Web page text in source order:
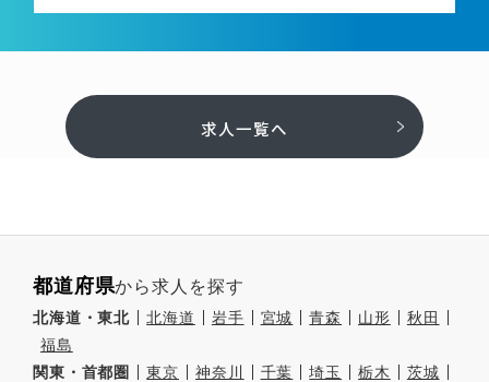
求人一覧へ
都道府県から求人を探す
北海道・東北 北海道 岩手 宮城 青森 山形
秋田
福島
関東・首都圏
東京 神奈川 千葉 埼玉 栃木
茨城